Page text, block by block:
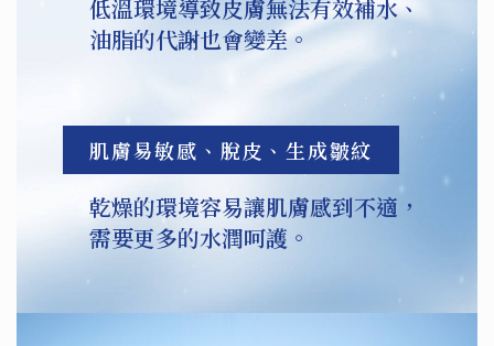
低溫環境導致皮膚無法有效補水、
油脂的代謝也會變差。
肌膚易敏感、脫皮、生成皺紋
乾燥的環境容易讓肌膚感到不適，
需要更多的水潤呵護。